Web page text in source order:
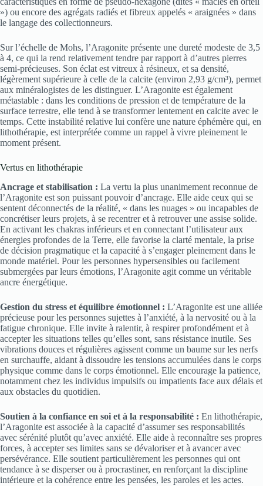
») ou encore des agrégats radiés et fibreux appelés « araignées » dans
le langage des collectionneurs.
Sur l’échelle de Mohs, l’Aragonite présente une dureté modeste de 3,5
à 4, ce qui la rend relativement tendre par rapport à d’autres pierres
semi-précieuses. Son éclat est vitreux à résineux, et sa densité,
légèrement supérieure à celle de la calcite (environ 2,93 g/cm³), permet
aux minéralogistes de les distinguer. L’Aragonite est également
métastable : dans les conditions de pression et de température de la
surface terrestre, elle tend à se transformer lentement en calcite avec le
temps. Cette instabilité relative lui confère une nature éphémère qui, en
lithothérapie, est interprétée comme un rappel à vivre pleinement le
moment présent.
Vertus en lithothérapie
Ancrage et stabilisation : La vertu la plus unanimement reconnue de
l’Aragonite est son puissant pouvoir d’ancrage. Elle aide ceux qui se
sentent déconnectés de la réalité, « dans les nuages » ou incapables de
concrétiser leurs projets, à se recentrer et à retrouver une assise solide.
En activant les chakras inférieurs et en connectant l’utilisateur aux
énergies profondes de la Terre, elle favorise la clarté mentale, la prise
de décision pragmatique et la capacité à s’engager pleinement dans le
monde matériel. Pour les personnes hypersensibles ou facilement
submergées par leurs émotions, l’Aragonite agit comme un véritable
ancre énergétique.
Gestion du stress et équilibre émotionnel : L’Aragonite est une alliée
précieuse pour les personnes sujettes à l’anxiété, à la nervosité ou à la
fatigue chronique. Elle invite à ralentir, à respirer profondément et à
accepter les situations telles qu’elles sont, sans résistance inutile. Ses
vibrations douces et régulières agissent comme un baume sur les nerfs
en surchauffe, aidant à dissoudre les tensions accumulées dans le corps
physique comme dans le corps émotionnel. Elle encourage la patience,
notamment chez les individus impulsifs ou impatients face aux délais et
aux obstacles du quotidien.
Soutien à la confiance en soi et à la responsabilité : En lithothérapie,
l’Aragonite est associée à la capacité d’assumer ses responsabilités
avec sérénité plutôt qu’avec anxiété. Elle aide à reconnaître ses propres
forces, à accepter ses limites sans se dévaloriser et à avancer avec
persévérance. Elle soutient particulièrement les personnes qui ont
tendance à se disperser ou à procrastiner, en renforçant la discipline
intérieure et la cohérence entre les pensées, les paroles et les actes.